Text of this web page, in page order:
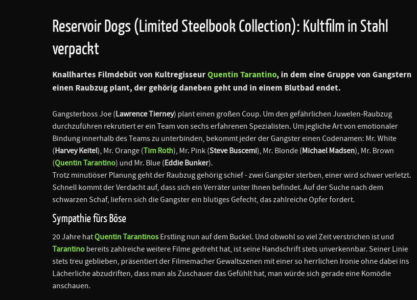
Reservoir Dogs (Limited Steelbook Collection): Kultfilm in Stahl
verpackt
Knallhartes Filmdebüt von KultregisseurQuentin Tarantino, in dem eine Gruppe von Gangstern
einen Raubzug plant, der gehörig daneben geht und in einem Blutbad endet.
Gangsterboss Joe (Lawrence Tierney) plant einen großen Coup. Um den gefährlichen Juwelen-Raubzug
durchzuführen rekrutiert er ein Team von sechs erfahrenen Spezialisten. Um jegliche Art von emotionaler
Bindung innerhalb des Teams zu unterbinden, bekommt jeder der Gangster einen Codenamen: Mr. White
(Harvey Keitel), Mr. Orange (Tim Roth), Mr. Pink (Steve Buscemi), Mr. Blonde (Michael Madsen), Mr. Brown
(Quentin Tarantino) und Mr. Blue (Eddie Bunker).
Trotz minutiöser Planung geht der Raubzug gehörig schief - zwei Gangster sterben, einer wird schwer verletzt.
Schnell kommt der Verdacht auf, dass sich ein Verräter unter Ihnen befindet. Auf der Suche nach dem
schwarzen Schaf, liefern sich die Gangster ein blutiges Gefecht, das zahlreiche Opfer fordert.
Sympathie fürs Böse
20 Jahre hatQuentin Tarantinos Erstling nun auf dem Buckel. Und obwohl so viel Zeit verstrichen ist und
Tarantino bereits zahlreiche weitere Filme gedreht hat, ist seine Handschrift stets unverkennbar. Seiner Linie
stets treu geblieben, präsentiert der Filmemacher Gewaltszenen mit einer so herrlichen Ironie ohne dabei ins
Lächerliche abzudriften, dass man als Zuschauer das Gefühlt hat, man würde sich gerade eine Komödie
anschauen.